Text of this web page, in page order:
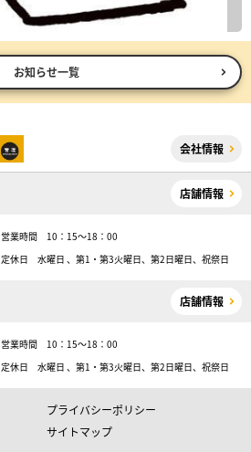
お知らせ一覧
会社情報
店舗情報
営業時間 10：15～18：00
定休日 水曜日 、第1・第3火曜日、第2日曜日、祝祭日
店舗情報
営業時間 10：15～18：00
定休日 水曜日 、第1・第3火曜日、第2日曜日、祝祭日
プライバシーポリシー
サイトマップ